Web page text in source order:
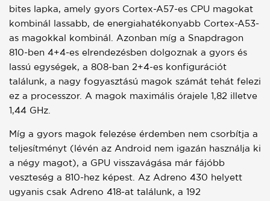
bites lapka, amely gyors Cortex-A57-es CPU magokat
kombinál lassabb, de energiahatékonyabb Cortex-A53-
as magokkal kombinál. Azonban míg a Snapdragon
810-ben 4+4-es elrendezésben dolgoznak a gyors és
lassú egységek, a 808-ban 2+4-es konfigurációt
találunk, a nagy fogyasztású magok számát tehát felezi
ez a processzor. A magok maximális órajele 1,82 illetve
1,44 GHz.
Míg a gyors magok felezése érdemben nem csorbítja a
teljesítményt (lévén az Android nem igazán használja ki
a négy magot), a GPU visszavágása már fájóbb
veszteség a 810-hez képest. Az Adreno 430 helyett
ugyanis csak Adreno 418-at találunk, a 192